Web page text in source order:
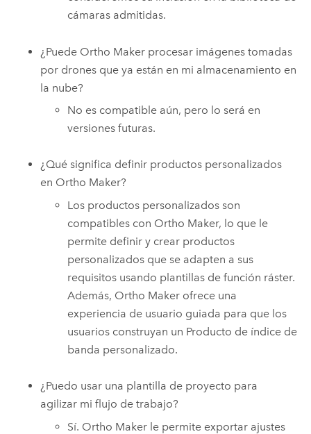
cámaras admitidas.
¿Puede Ortho Maker procesar imágenes tomadas
por drones que ya están en mi almacenamiento en
la nube?
No es compatible aún, pero lo será en
versiones futuras.
¿Qué significa definir productos personalizados
en Ortho Maker?
Los productos personalizados son
compatibles con Ortho Maker, lo que le
permite definir y crear productos
personalizados que se adapten a sus
requisitos usando plantillas de función ráster.
Además, Ortho Maker ofrece una
experiencia de usuario guiada para que los
usuarios construyan un Producto de índice de
banda personalizado.
¿Puedo usar una plantilla de proyecto para
agilizar mi flujo de trabajo?
Sí. Ortho Maker le permite exportar ajustes